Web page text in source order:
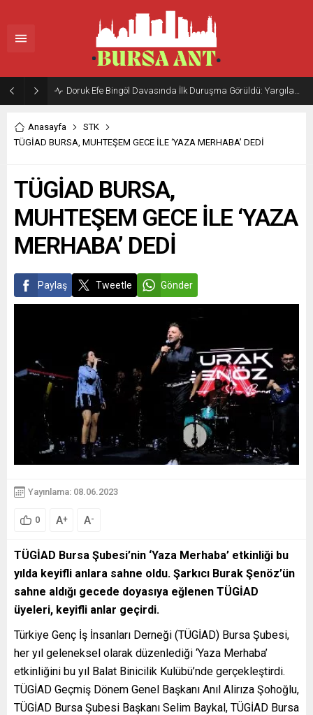
Doruk Efe Bingöl Davasında İlk Duruşma Görüldü: Yargılama 20 Ekim 2026’ya Ertelendi
Anasayfa
STK
TÜGİAD BURSA, MUHTEŞEM GECE İLE ‘YAZA MERHABA’ DEDİ
TÜGİAD BURSA,
MUHTEŞEM GECE İLE ‘YAZA
MERHABA’ DEDİ
Paylaş Tweetle Gönder
Yayınlama: 08.06.2023
0 A+ A-
TÜGİAD Bursa Şubesi’nin ‘Yaza Merhaba’ etkinliği bu
yılda keyifli anlara sahne oldu. Şarkıcı Burak Şenöz’ün
sahne aldığı gecede doyasıya eğlenen TÜGİAD
üyeleri, keyifli anlar geçirdi.
Türkiye Genç İş İnsanları Derneği (TÜGİAD) Bursa Şubesi,
her yıl geleneksel olarak düzenlediği ‘Yaza Merhaba’
etkinliğini bu yıl Balat Binicilik Kulübü’nde gerçekleştirdi.
TÜGİAD Geçmiş Dönem Genel Başkanı Anıl Alirıza Şohoğlu,
TÜGİAD Bursa Şubesi Başkanı Selim Baykal, TÜGİAD Bursa